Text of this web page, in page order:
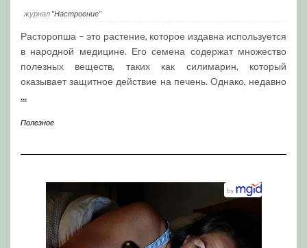
журнал "Настроение"
Расторопша – это растение, которое издавна используется
в народной медицине. Его семена содержат множество
полезных веществ, таких как силимарин, который
оказывает защитное действие на печень. Однако, недавно
...
Полезное